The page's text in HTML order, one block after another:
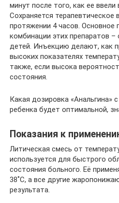
минут после того, как ее
Сохраняется терапевтическое
протяжении 4 часов. Основное
комбинации этих препаратов –
детей. Инъекцию делают, как
высоких показателях
также, если высока
состояния.
Какая дозировка «Анальгина»
ребенка будет оптимальной,
Показания к
Литическая смесь от
используется для быстрого
состояния больного. Её
38˚С, а все другие
результата.